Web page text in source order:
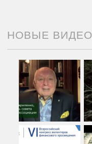
НОВЫЕ ВИДЕО